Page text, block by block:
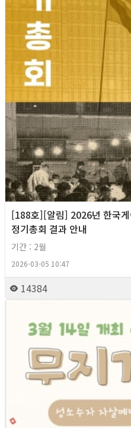
[188호][알림] 2026년 한국게
정기총회 결과 안내
기간 : 2월
2026-03-05 10:47
14384